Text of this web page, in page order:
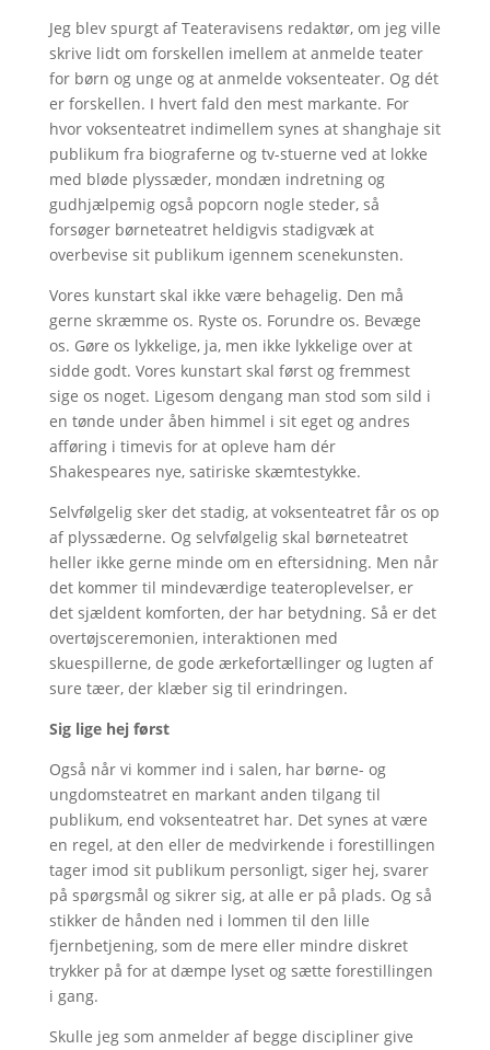
Jeg blev spurgt af Teateravisens redaktør, om jeg ville
skrive lidt om forskellen imellem at anmelde teater
for børn og unge og at anmelde voksenteater. Og dét
er forskellen. I hvert fald den mest markante. For
hvor voksenteatret indimellem synes at shanghaje sit
publikum fra biograferne og tv-stuerne ved at lokke
med bløde plyssæder, mondæn indretning og
gudhjælpemig også popcorn nogle steder, så
forsøger børneteatret heldigvis stadigvæk at
overbevise sit publikum igennem scenekunsten.
Vores kunstart skal ikke være behagelig. Den må
gerne skræmme os. Ryste os. Forundre os. Bevæge
os. Gøre os lykkelige, ja, men ikke lykkelige over at
sidde godt. Vores kunstart skal først og fremmest
sige os noget. Ligesom dengang man stod som sild i
en tønde under åben himmel i sit eget og andres
afføring i timevis for at opleve ham dér
Shakespeares nye, satiriske skæmtestykke.
Selvfølgelig sker det stadig, at voksenteatret får os op
af plyssæderne. Og selvfølgelig skal børneteatret
heller ikke gerne minde om en eftersidning. Men når
det kommer til mindeværdige teateroplevelser, er
det sjældent komforten, der har betydning. Så er det
overtøjsceremonien, interaktionen med
skuespillerne, de gode ærkefortællinger og lugten af
sure tæer, der klæber sig til erindringen.
Sig lige hej først
Også når vi kommer ind i salen, har børne- og
ungdomsteatret en markant anden tilgang til
publikum, end voksenteatret har. Det synes at være
en regel, at den eller de medvirkende i forestillingen
tager imod sit publikum personligt, siger hej, svarer
på spørgsmål og sikrer sig, at alle er på plads. Og så
stikker de hånden ned i lommen til den lille
fjernbetjening, som de mere eller mindre diskret
trykker på for at dæmpe lyset og sætte forestillingen
i gang.
Skulle jeg som anmelder af begge discipliner give